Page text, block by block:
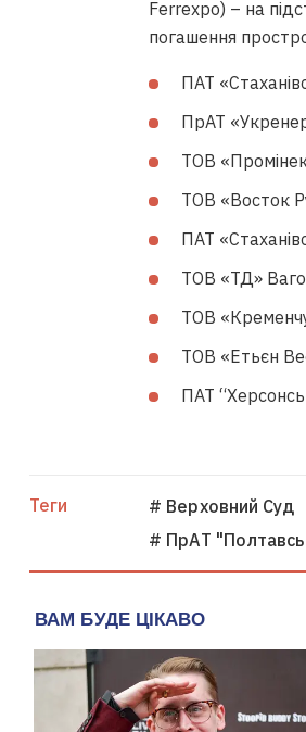
Ferrexpo) – на
погашення
ПАТ
ПрАТ
ТОВ
ТОВ «Восток
ПАТ
ТОВ «ТД»
ТОВ
ТОВ «Етьєн
ПАТ
Теги # Верховний Суд
# ПрАТ